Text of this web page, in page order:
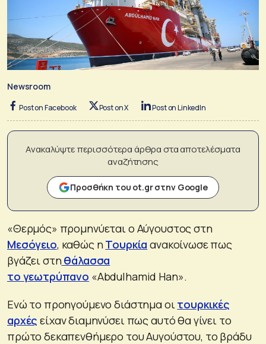
Newsroom
Post on Facebook Post on X Post on LinkedIn
Ανακαλύψτε περισσότερα άρθρα στα αποτελέσματα
αναζήτησης
Προσθήκη του ot.gr στην Google
«Θερμός» προμηνύεται ο Αύγουστος στη
Μεσόγειο, καθώς ηΤουρκία ανακοίνωσε πως
βγάζει στηθάλασσα
το γεωτρύπανο «Abdulhamid Han».
Ενώ το προηγούμενο διάστημα οι τουρκικές
αρχές είχαν διαμηνύσει πως αυτό θα γίνει το
πρώτο δεκαπενθήμερο του Αυγούστου, το βράδυ